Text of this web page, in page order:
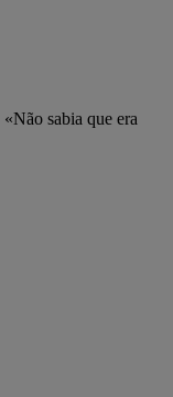
sabia que era